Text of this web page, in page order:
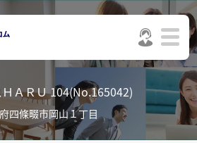
ＡＲＵ 104(No.165042)
四條畷市岡山１丁目